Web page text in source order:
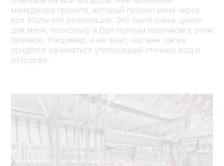
менеджера проекта, который провел меня через
все этапы его реализации. Это было очень ценно
для меня, поскольку я был полным новичком в этом
бизнесе. Например, я не знал, что мне также
придётся заниматься утилизацией сточных вод и
отходов».